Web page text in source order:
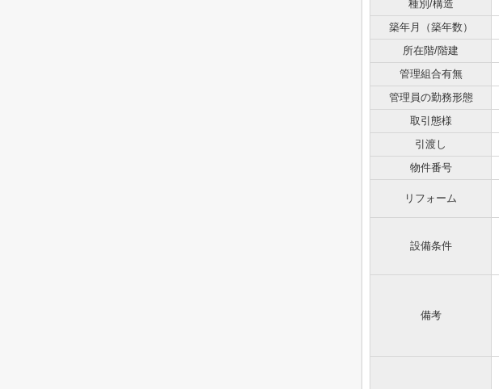
種別/構造
築年月（築年数）
所在階/階建
管理組合有無
管理員の勤務形態
取引態様
引渡し
物件番号
リフォーム
設備条件
備考